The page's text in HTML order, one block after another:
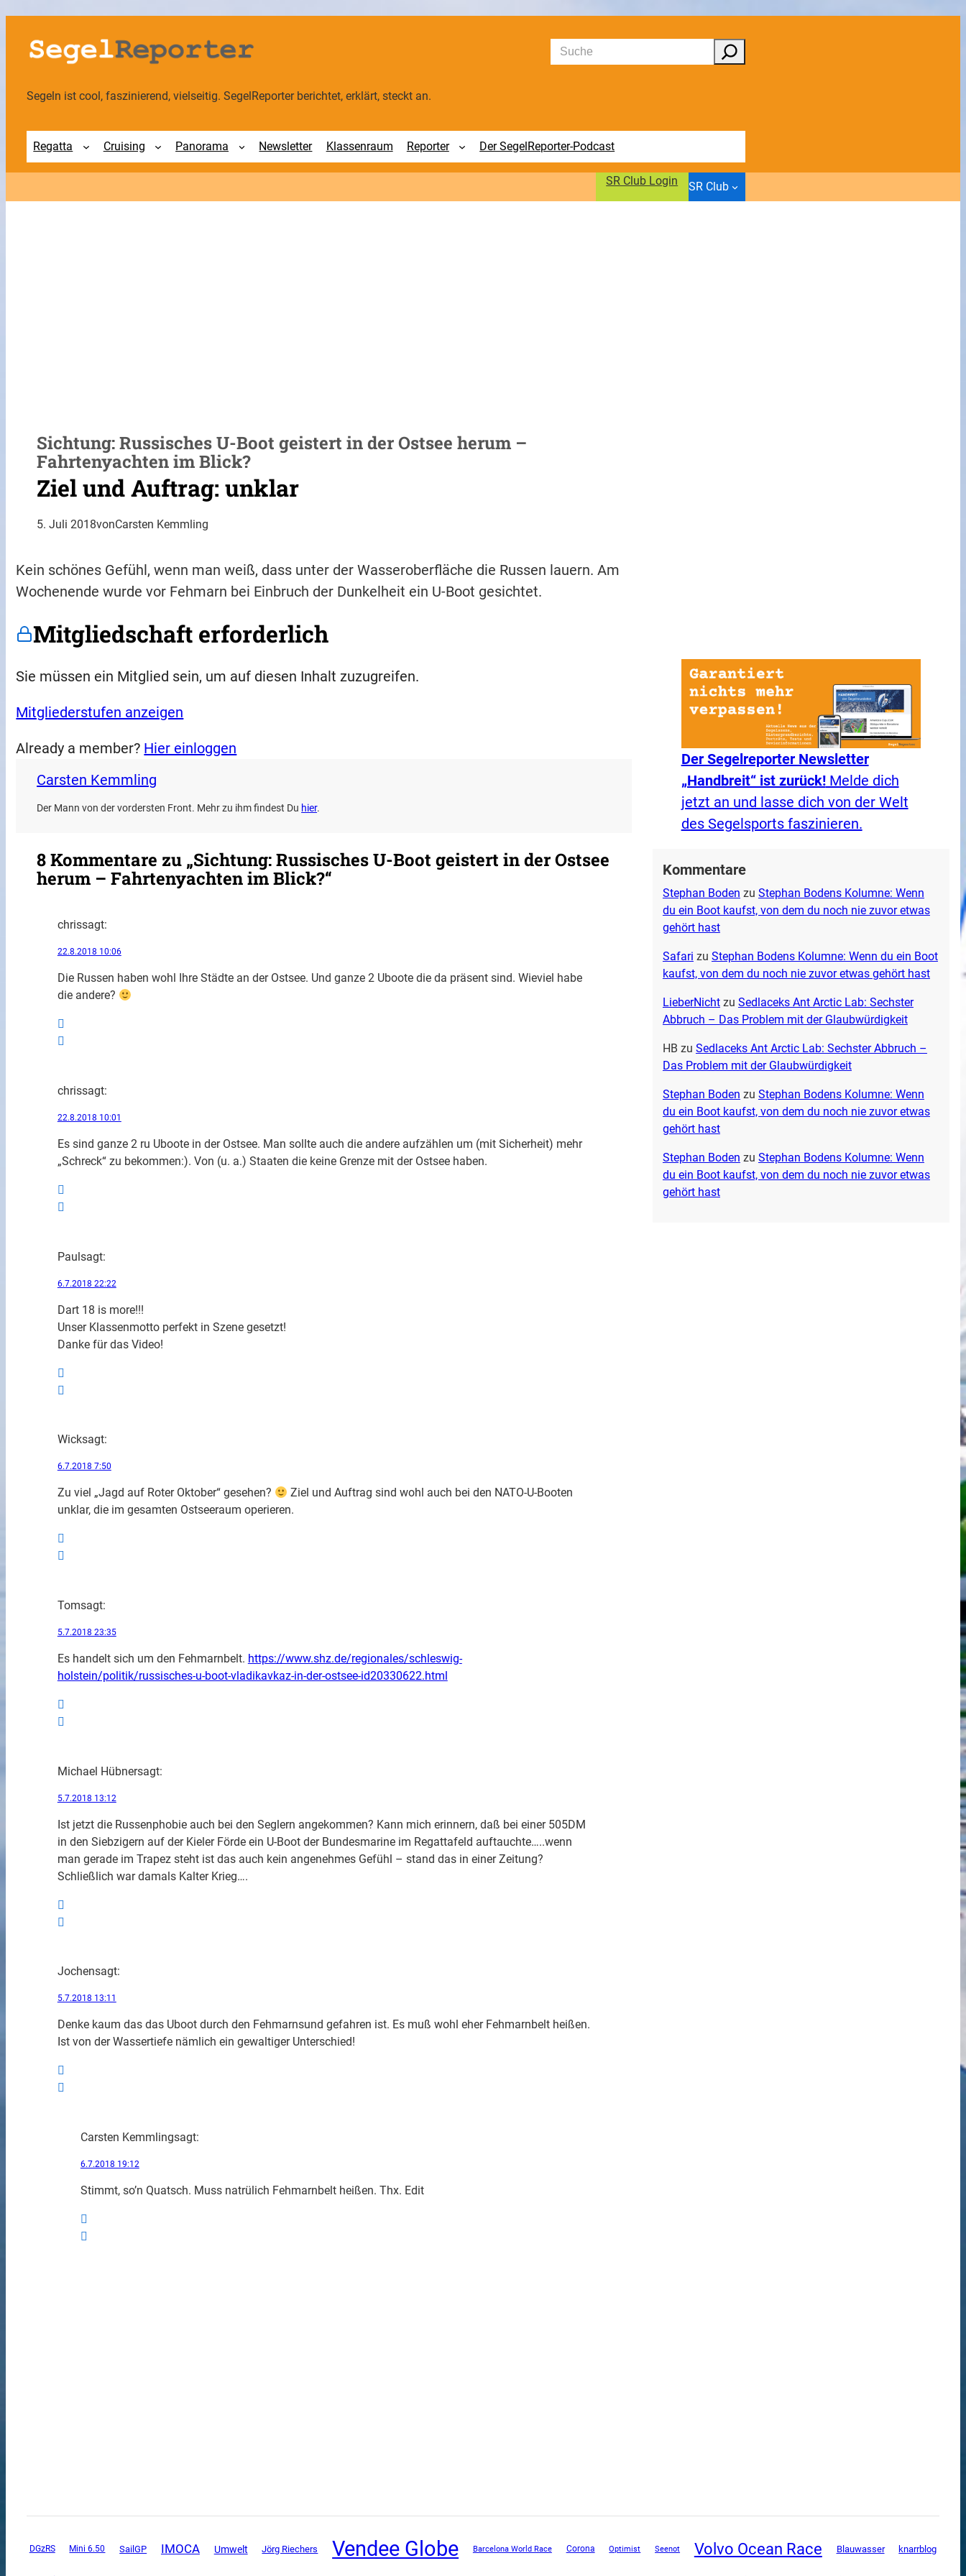
Zum
Inhalt
springen
Suchen
Segeln ist cool, faszinierend, vielseitig. SegelReporter berichtet, erklärt, steckt an.
Regatta Cruising Panorama Newsletter Klassenraum Reporter Der SegelReporter-Podcast
SR Club Login SR Club
Sichtung: Russisches U-Boot geistert in der Ostsee herum –
Fahrtenyachten im Blick?
Ziel und Auftrag: unklar
5. Juli 2018vonCarsten Kemmling
Kein schönes Gefühl, wenn man weiß, dass unter der Wasseroberfläche die Russen lauern. Am
Wochenende wurde vor Fehmarn bei Einbruch der Dunkelheit ein U-Boot gesichtet.
Mitgliedschaft erforderlich
Sie müssen ein Mitglied sein, um auf diesen Inhalt zuzugreifen.
Mitgliederstufen anzeigen
Already a member? Hier einloggen
Carsten Kemmling
Der Mann von der vordersten Front. Mehr zu ihm findest Du hier.
8 Kommentare zu „Sichtung: Russisches U-Boot geistert in der Ostsee
herum – Fahrtenyachten im Blick?“
chrissagt:
22.8.2018 10:06
Die Russen haben wohl Ihre Städte an der Ostsee. Und ganze 2 Uboote die da präsent sind. Wieviel habe
die andere?
chrissagt:
22.8.2018 10:01
Es sind ganze 2 ru Uboote in der Ostsee. Man sollte auch die andere aufzählen um (mit Sicherheit) mehr
„Schreck“ zu bekommen:). Von (u. a.) Staaten die keine Grenze mit der Ostsee haben.
Paulsagt:
6.7.2018 22:22
Dart 18 is more!!!
Unser Klassenmotto perfekt in Szene gesetzt!
Danke für das Video!
Wicksagt:
6.7.2018 7:50
Zu viel „Jagd auf Roter Oktober“ gesehen?
Ziel und Auftrag sind wohl auch bei den NATO-U-Booten
unklar, die im gesamten Ostseeraum operieren.
Tomsagt:
5.7.2018 23:35
Es handelt sich um den Fehmarnbelt. https://www.shz.de/regionales/schleswig-
holstein/politik/russisches-u-boot-vladikavkaz-in-der-ostsee-id20330622.html
Michael Hübnersagt:
5.7.2018 13:12
Ist jetzt die Russenphobie auch bei den Seglern angekommen? Kann mich erinnern, daß bei einer 505DM
in den Siebzigern auf der Kieler Förde ein U-Boot der Bundesmarine im Regattafeld auftauchte…..wenn
man gerade im Trapez steht ist das auch kein angenehmes Gefühl – stand das in einer Zeitung?
Schließlich war damals Kalter Krieg….
Jochensagt:
5.7.2018 13:11
Denke kaum das das Uboot durch den Fehmarnsund gefahren ist. Es muß wohl eher Fehmarnbelt heißen.
Ist von der Wassertiefe nämlich ein gewaltiger Unterschied!
Carsten Kemmlingsagt:
6.7.2018 19:12
Stimmt, so’n Quatsch. Muss natrülich Fehmarnbelt heißen. Thx. Edit
Der Segelreporter Newsletter
„Handbreit“ ist zurück!Melde dich
jetzt an und lasse dich von der Welt
des Segelsports faszinieren.
Kommentare
Stephan Boden zu Stephan Bodens Kolumne: Wenn
du ein Boot kaufst, von dem du noch nie zuvor etwas
gehört hast
Safari zu Stephan Bodens Kolumne: Wenn du ein Boot
kaufst, von dem du noch nie zuvor etwas gehört hast
LieberNichtzu Sedlaceks Ant Arctic Lab: Sechster
Abbruch – Das Problem mit der Glaubwürdigkeit
HB zu Sedlaceks Ant Arctic Lab: Sechster Abbruch –
Das Problem mit der Glaubwürdigkeit
Stephan Boden zu Stephan Bodens Kolumne: Wenn
du ein Boot kaufst, von dem du noch nie zuvor etwas
gehört hast
Stephan Boden zu Stephan Bodens Kolumne: Wenn
du ein Boot kaufst, von dem du noch nie zuvor etwas
gehört hast
DGzRS Mini 6.50 SailGP IMOCA Umwelt Jörg Riechers Vendee Globe Barcelona World Race Corona Optimist Seenot Volvo Ocean Race Blauwasser knarrblog